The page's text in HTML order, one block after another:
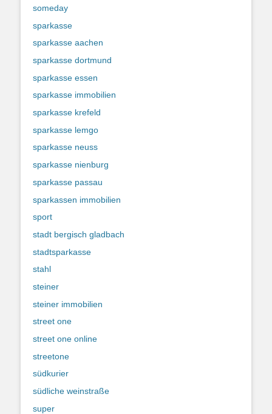
someday
sparkasse
sparkasse aachen
sparkasse dortmund
sparkasse essen
sparkasse immobilien
sparkasse krefeld
sparkasse lemgo
sparkasse neuss
sparkasse nienburg
sparkasse passau
sparkassen immobilien
sport
stadt bergisch gladbach
stadtsparkasse
stahl
steiner
steiner immobilien
street one
street one online
streetone
südkurier
südliche weinstraße
super